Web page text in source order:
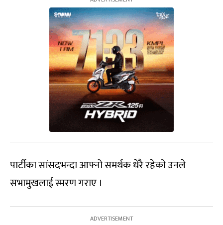
पार्टीका सांसदभन्दा आफ्नो समर्थक धेरै रहेको उनले
सभामुखलाई स्मरण गराए ।